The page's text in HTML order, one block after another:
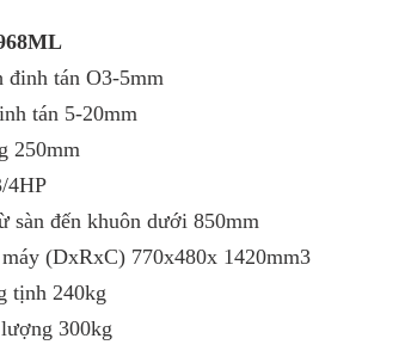
tán O3-5mm
tán 5-20mm
250mm
4HP
sàn đến khuôn dưới 850mm
(DxRxC) 770x480x 1420mm3
tịnh 240kg
300kg